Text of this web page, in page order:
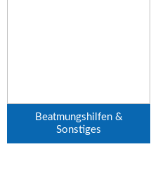
Beatmungshilfen &
Sonstiges